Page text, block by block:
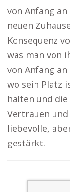
von Anfang
neuen
Konsequenz
was man von
von Anfang
wo sein Platz
halten und die
Vertrauen
liebevolle,
gestärkt.